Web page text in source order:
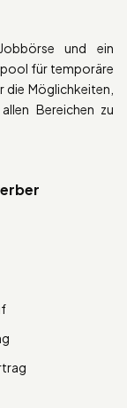
und ein
für temporäre
die Möglichkeiten,
Bereichen zu